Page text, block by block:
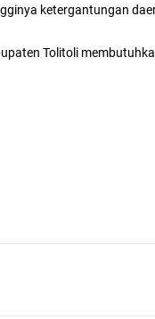
ketergantungan
Tolitoli